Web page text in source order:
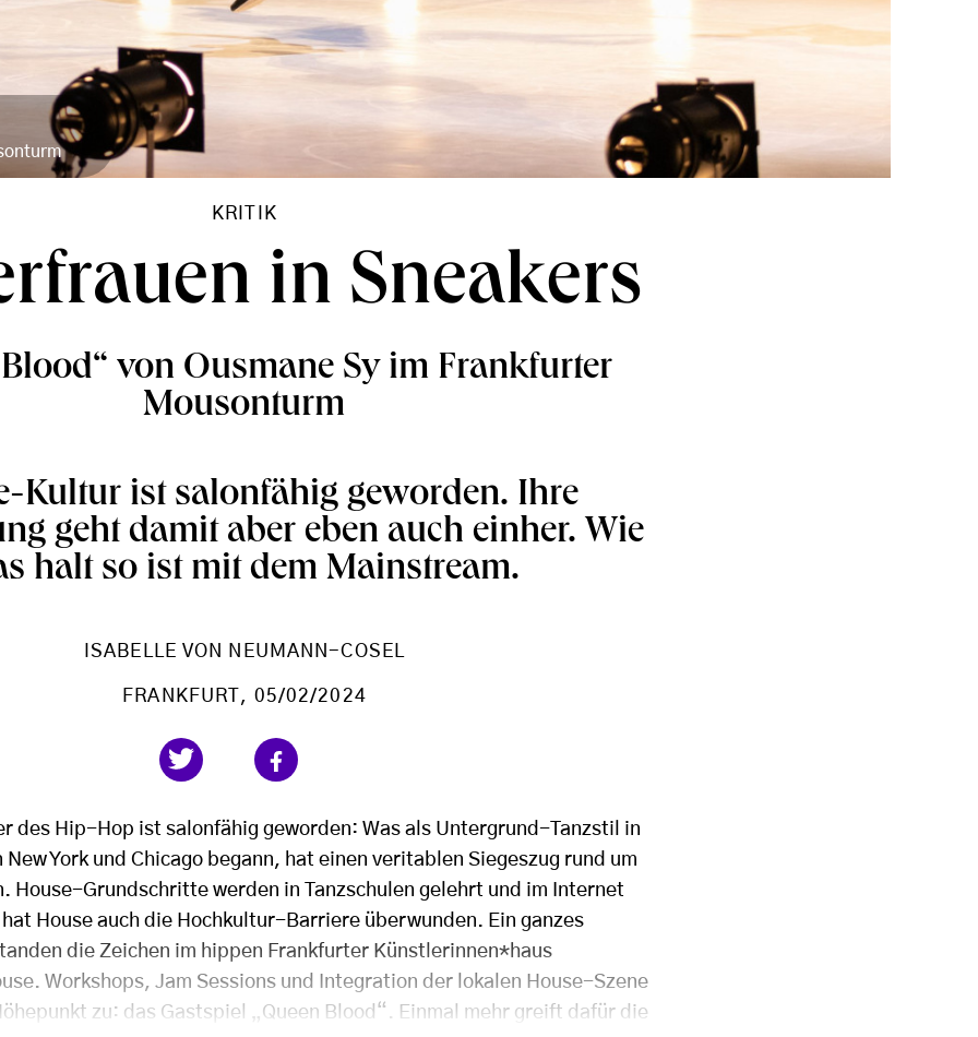
KRITIK
in Sneakers
von Ousmane Sy im Frankfurter
Mousonturm
Kultur ist salonfähig geworden. Ihre
geht damit aber eben auch einher. Wie
halt so ist mit dem Mainstream.
ISABELLE VON NEUMANN-COSEL
FRANKFURT , 05/02/2024
des Hip-Hop ist salonfähig geworden: Was als Untergrund-Tanzstil in
New York und Chicago begann, hat einen veritablen Siegeszug rund um
House-Grundschritte werden in Tanzschulen gelehrt und im Internet
House auch die Hochkultur-Barriere überwunden. Ein ganzes
die Zeichen im hippen Frankfurter Künstlerinnen*haus
Workshops, Jam Sessions und Integration der lokalen House-Szene
zu: das Gastspiel „Queen Blood“. Einmal mehr greift dafür die